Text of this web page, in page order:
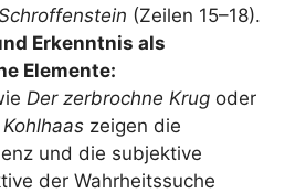
(Zeilen 15–18).
Erkenntnis als
Elemente:
Der zerbrochne Krugoder
zeigen die
und die subjektive
der Wahrheitssuche